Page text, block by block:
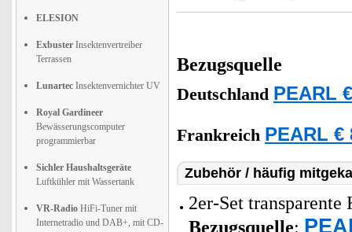
ELESION
Exbuster Insektenvertreiber
Terrassen
Lunartec Insektenvernichter UV
Royal Gardineer
Bewässerungscomputer
programmierbar
Sichler Haushaltsgeräte
Luftkühler mit Wassertank
VR-Radio HiFi-Tuner mit
Internetradio und DAB+, mit CD-
Bezugsquelle
Deutschland PEARL
Frankreich PEARL €
Zubehör / häufig
2er-Set
Bezugsquelle: